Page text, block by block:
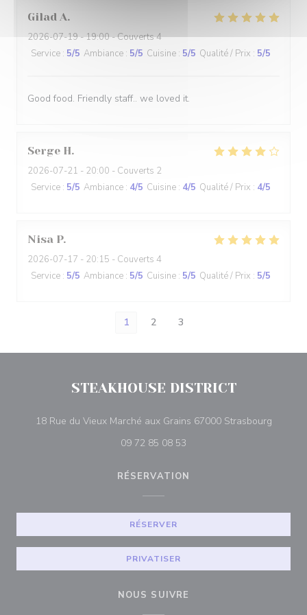
Gilad A
2026-07-19- 19:00 - Couverts 4
Service : 5/5 Ambiance : 5/5 Cuisine : 5/5 Qualité / Prix : 5/5
Good food. Friendly staff.. we loved it.
Serge H
2026-07-21 - 20:00 - Couverts 2
Service : 5/5 Ambiance : 4/5 Cuisine : 4/5 Qualité / Prix : 4/5
Nisa P
2026-07-17 - 20:15 - Couverts 4
Service : 5/5 Ambiance : 5/5 Cuisine : 5/5 Qualité / Prix : 5/5
1 2 3
STEAKHOUSE DISTRICT
18 Rue du Vieux Marché aux Grains 67000 Strasbourg((ouvre
09 72 85 08 53
RÉSERVATION
RÉSERVER
PRIVATISER
NOUS SUIVRE